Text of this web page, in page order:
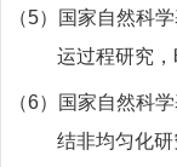
（5）
国家自然科
运过程研究，
（6）
国家自然科
结非均匀化研